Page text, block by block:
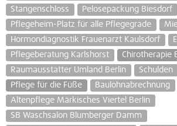
Stangenschloss
Pelosepackung Biesdorf
Pflegeheim-Platz für alle Pflegegrade
Hormondiagnostik Frauenarzt Kaulsdorf
Pflegeberatung Karlshorst
Chirotherapie
Raumausstatter Umland Berlin
Schulden
Pflege für die Füße
Baulohnabrechnung
Altenpflege Märkisches Viertel Berlin
SB Waschsalon Blumberger Damm